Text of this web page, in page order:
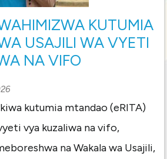
KUTUMIA
USAJILI WA VYETI
NA VIFO
kutumia mtandao (eRITA)
vya kuzaliwa na vifo,
na Wakala wa Usajili,